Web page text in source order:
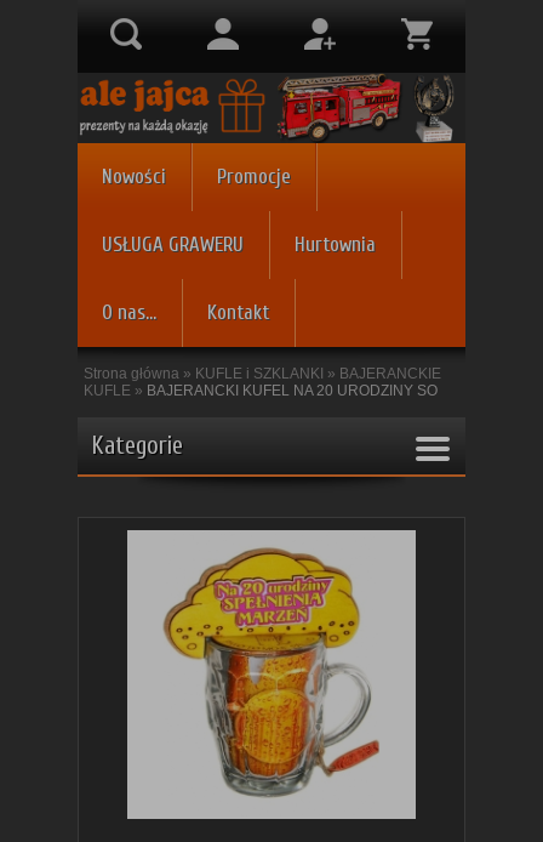
Nowości Promocje
USŁUGA GRAWERU Hurtownia
O nas... Kontakt
Strona główna » KUFLE i SZKLANKI » BAJERANCKIE
KUFLE » BAJERANCKI KUFEL NA 20 URODZINY SO
Kategorie